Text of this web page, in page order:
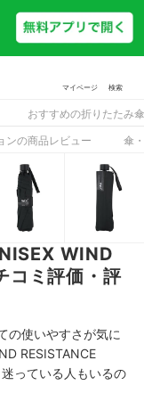
マイページ 検索
おすすめの折りたたみ傘
ンの商品レビュー 傘
WIND
コミ評価・評
の使いやすさが気に
RESISTANCE
っている人もいるの